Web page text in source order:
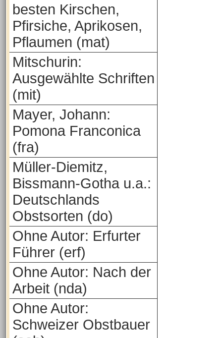
besten Kirschen,
Pfirsiche, Aprikosen,
Pflaumen (mat)
Mitschurin:
Ausgewählte Schriften
(mit)
Mayer, Johann:
Pomona Franconica
(fra)
Müller-Diemitz,
Bissmann-Gotha u.a.:
Deutschlands
Obstsorten (do)
Ohne Autor: Erfurter
Führer (erf)
Ohne Autor: Nach der
Arbeit (nda)
Ohne Autor:
Schweizer Obstbauer